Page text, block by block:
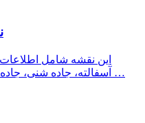
این نقشه شامل اطلاعات
آسفالته، جاده شنی، جاده خاکی، سایر جاده‌ها) با ذکر مسافت …